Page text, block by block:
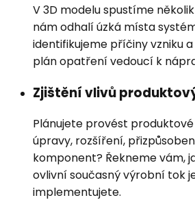
V 3D modelu spustíme
nám odhalí úzká místa
identifikujeme příčiny vzniku
plán opatření vedoucí k
Zjištění vlivů
Plánujete provést
úpravy, rozšíření,
komponent? Řekneme vám,
ovlivní současný výrobní tok
implementujete.